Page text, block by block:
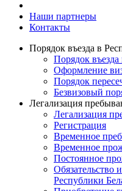
Наши партнеры
Контакты
Порядок въезда в
Порядок въезда
Оформление
Порядок
Безвизовый
Легализация
Легализация
Регистрация
Временное
Временное
Постоянное
Обязательство
Республики